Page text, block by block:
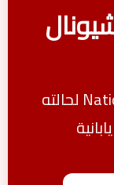
جاهزون لإعادة ميكروويف National لحالته